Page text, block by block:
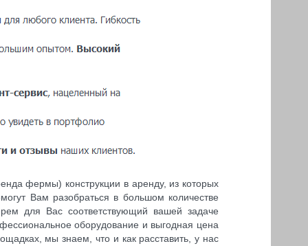
фермы) конструкции в аренду, из которых
Вам разобраться в большом количестве
для Вас соответствующий вашей задаче
оборудование и выгодная цена
мы знаем, что и как расставить, у нас